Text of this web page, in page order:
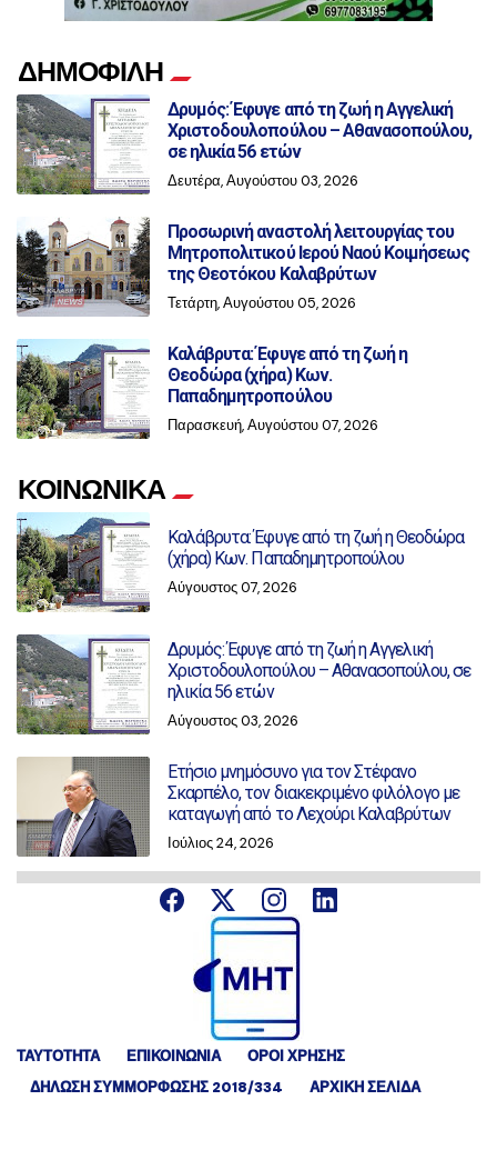
ΔΗΜΟΦΙΛΗ
Δρυμός: Έφυγε από τη ζωή η Αγγελική
Χριστοδουλοπούλου – Αθανασοπούλου,
σε ηλικία 56 ετών
Δευτέρα, Αυγούστου 03, 2026
Προσωρινή αναστολή λειτουργίας του
Μητροπολιτικού Ιερού Ναού Κοιμήσεως
της Θεοτόκου Καλαβρύτων
Τετάρτη, Αυγούστου 05, 2026
Καλάβρυτα: Έφυγε από τη ζωή η
Θεοδώρα (χήρα) Κων.
Παπαδημητροπούλου
Παρασκευή, Αυγούστου 07, 2026
ΚΟΙΝΩΝΙΚΑ
Καλάβρυτα: Έφυγε από τη ζωή η Θεοδώρα
(χήρα) Κων. Παπαδημητροπούλου
Αύγουστος 07, 2026
Δρυμός: Έφυγε από τη ζωή η Αγγελική
Χριστοδουλοπούλου – Αθανασοπούλου, σε
ηλικία 56 ετών
Αύγουστος 03, 2026
Ετήσιο μνημόσυνο για τον Στέφανο
Σκαρπέλο, τον διακεκριμένο φιλόλογο με
καταγωγή από το Λεχούρι Καλαβρύτων
Ιούλιος 24, 2026
ΤΑΥΤΟΤΗΤΑ ΕΠΙΚΟΙΝΩΝΙΑ
ΟΡΟΙ ΧΡΗΣΗΣ
ΔΉΛΩΣΗ ΣΥΜΜΌΡΦΩΣΗΣ 2018/334
ΑΡΧΙΚΗ ΣΕΛΙΔΑ